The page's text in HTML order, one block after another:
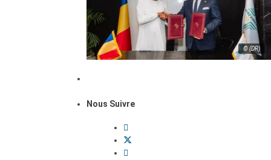
© (DR)
Nous Suivre